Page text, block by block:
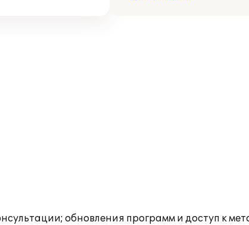
обновления программ и доступ к